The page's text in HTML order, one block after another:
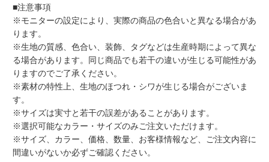
■注意事項
※モニターの設定により、実際の商品の色合いと異なる場合があ
ります。
※生地の質感、色合い、装飾、タグなどは生産時期によって異な
る場合があります。同じ商品でも若干の違いが生じる可能性があ
りますのでご了承ください。
※素材の特性上、生地のほつれ・シワが生じる場合がございま
す。
※サイズは実寸と若干の誤差があることがあります。
※選択可能なカラー・サイズのみご注文いただけます。
※サイズ、カラー、価格、数量、お客様情報など、ご注文内容に
間違いがないか必ずご確認ください。